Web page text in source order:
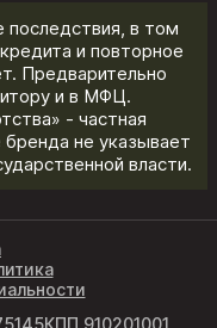
последствия, в том
и повторное
Предварительно
и в МФЦ.
- частная
не указывает
власти.